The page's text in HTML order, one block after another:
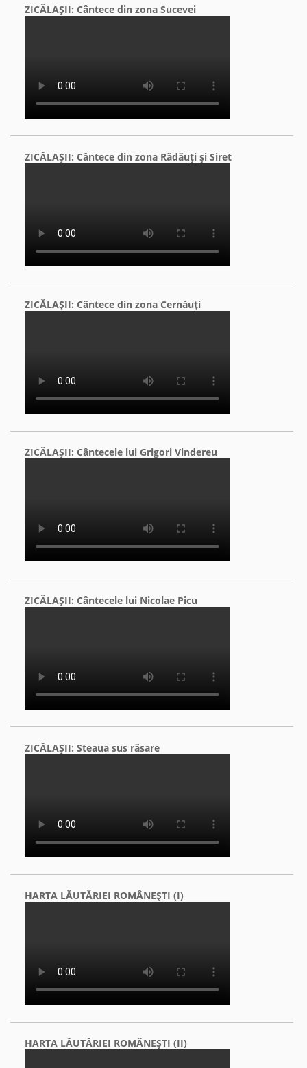
ZICĂLAŞII: Cântece din zona Sucevei
ZICĂLAŞII: Cântece din zona Rădăuţi şi Siret
ZICĂLAŞII: Cântece din zona Cernăuţi
ZICĂLAŞII: Cântecele lui Grigori Vindereu
ZICĂLAŞII: Cântecele lui Nicolae Picu
ZICĂLAŞII: Steaua sus răsare
HARTA LĂUTĂRIEI ROMÂNEŞTI (I)
HARTA LĂUTĂRIEI ROMÂNEŞTI (II)